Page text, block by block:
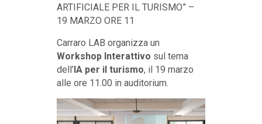
ARTIFICIALE PER IL TURISMO” –
19 MARZO ORE 11
Carraro LAB organizza un
Workshop Interattivo sul tema
dell’IA per il turismo, il 19 marzo
alle ore 11.00 in auditorium.